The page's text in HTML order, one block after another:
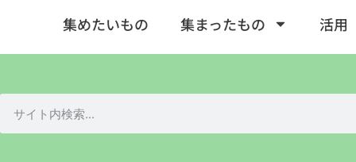
集めたいもの 集まったもの 活用